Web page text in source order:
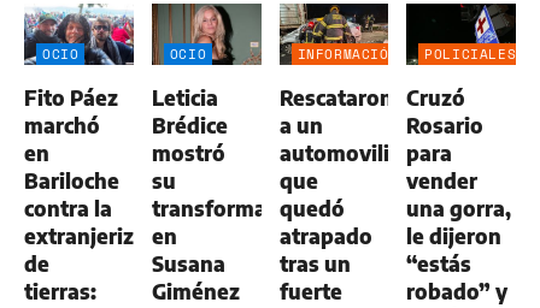
OCIO
Fito Páez
marchó
en
Bariloche
contra la
extranjerización
de
tierras:
OCIO
Leticia
Brédice
mostró
su
transformación
en
Susana
Giménez
INFORMACIÓN
Rescataron
a un
automovilista
que
quedó
atrapado
tras un
fuerte
POLICIALES
Cruzó
Rosario
para
vender
una gorra,
le dijeron
“estás
robado” y